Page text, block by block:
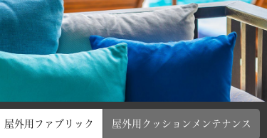
屋外用ファブリック 屋外用クッションメンテナンス